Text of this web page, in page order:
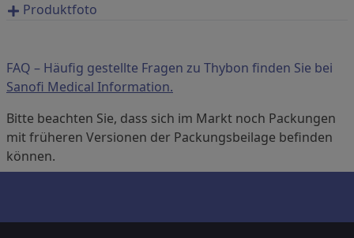
Produktfoto
FAQ – Häufig gestellte Fragen zu Thybon finden Sie bei
Sanofi Medical Information.
Bitte beachten Sie, dass sich im Markt noch Packungen
mit früheren Versionen der Packungsbeilage befinden
können.